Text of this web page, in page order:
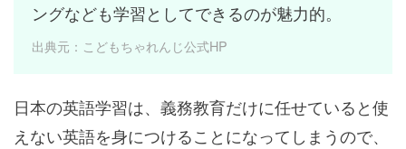
ングなども学習としてできるのが魅力的。
出典元：こどもちゃれんじ公式HP
日本の英語学習は、義務教育だけに任せていると使
えない英語を身につけることになってしまうので、